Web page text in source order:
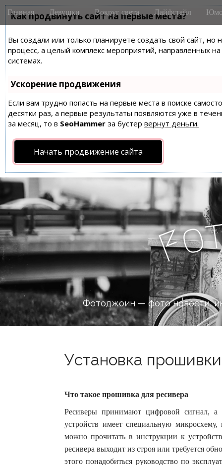
Как продвинуть сайт на первые места?
Вы создали или только планируете создать свой сайт,
процесс, а целый комплекс мероприятий, направленных
системах.
Ускорение продвижения
Если вам трудно попасть на первые места в поиске
десятки раз, а первые результаты появляются уже в
за месяц, то в SeoHammer за бустер вернут деньги.
Начать продвижение сайта
M
a
n
m
e
n
u
i
Главная Девушки Вокруг света Лайфстайл
Fo
Фотоджоин — фото новости,
Установка
Что такое прошивка для ресивера
Ресиверы принимают цифровой сигнал,
устройств имеет специальную
можно прочитать в инструкции к
ресивера выходит из строя или требуется
этого понадобиться руководство по